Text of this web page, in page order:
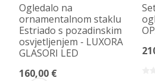
Ogledalo na
ornamentalnom staklu
Estriado s pozadinskim
osvjetljenjem - LUXORA
GLASORI LED
160,00 €